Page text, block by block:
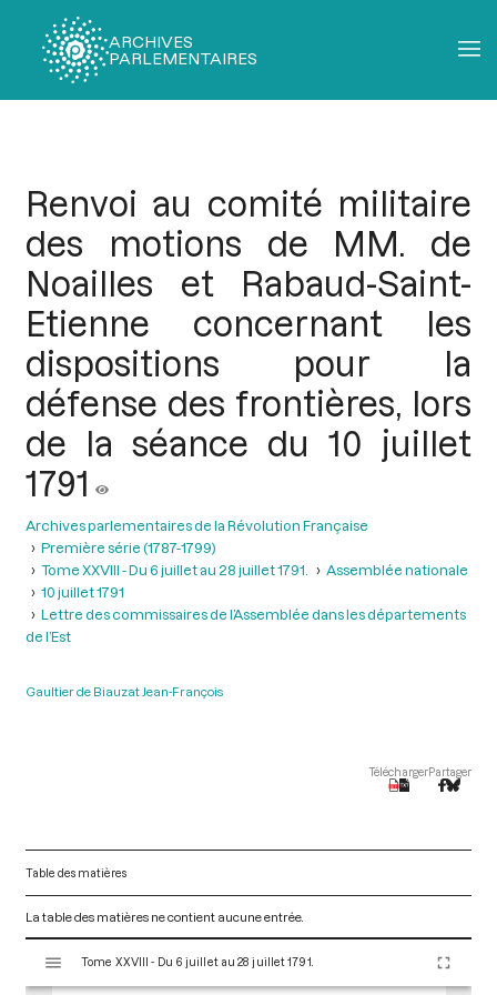
ARCHIVES
PARLEMENTAIRES
Renvoi au comité militaire
des motions de MM. de
Noailles et Rabaud-Saint-
Etienne concernant les
dispositions pour la
défense des frontières, lors
de la séance du 10 juillet
1791
Archives parlementaires de la Révolution Française
Première série (1787-1799)
Tome XXVIII - Du 6 juillet au 28 juillet 1791.
Assemblée nationale
10 juillet 1791
Lettre des commissaires de l’Assemblée dans les départements
de l’Est
Gaultier de Biauzat Jean-François
TéléchargerPartager
Table des matières
La table des matières ne contient aucune entrée.
s
Tome XXVIII - Du 6 juillet au 28 juillet 1791.